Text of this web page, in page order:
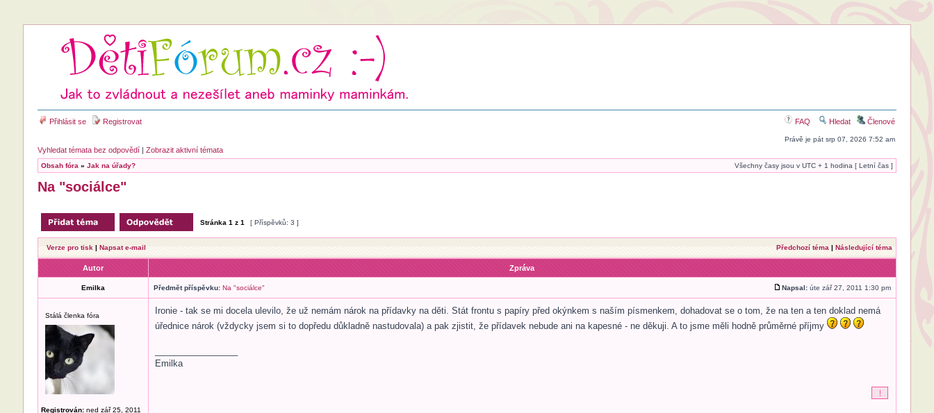
Přihlásit se Registrovat FAQ Hledat Členové
Právě je pát srp 07, 2026 7:52 am
Vyhledat témata bez odpovědí| Zobrazit aktivní témata
Obsah fóra » Jak na úřady? Všechny časy jsou v UTC + 1 hodina [ Letní čas ]
Na "sociálce"
Stránka 1 z 1 [ Příspěvků: 3 ]
Verze pro tisk | Napsat e-mail Předchozí téma | Následující téma
Autor Zpráva
Emilka Předmět příspěvku: Na "sociálce" Napsal:úte zář 27, 2011 1:30 pm
Stálá členka fóra
Registrován:ned zář 25, 2011
Ironie - tak se mi docela ulevilo, že už nemám nárok na přídavky na děti. Stát frontu s papíry před okýnkem s naším písmenkem, dohadovat se o tom, že na ten a ten doklad nemá
úřednice nárok (vždycky jsem si to dopředu důkladně nastudovala) a pak zjistit, že přídavek nebude ani na kapesné - ne děkuji. A to jsme měli hodně průměrné příjmy
Emilka